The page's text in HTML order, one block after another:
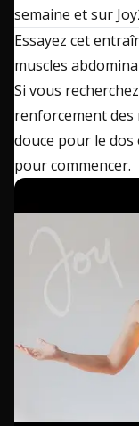
semaine et sur
Essayez cet
muscles
Si vous
renforcement des
douce pour le
pour commencer.